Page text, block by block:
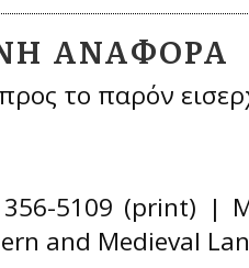
ΑΝΑΦΟΡΆ
το παρόν
5109 (print) |
and Medieval